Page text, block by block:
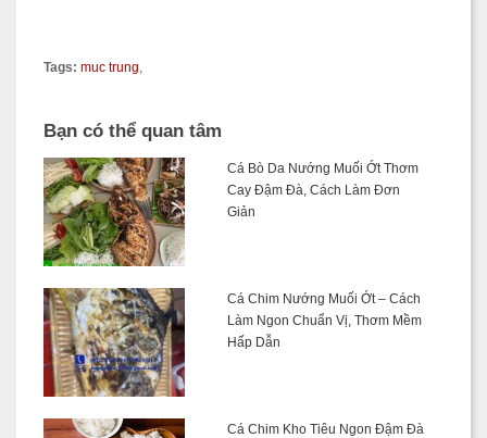
Tags: muc trung,
Bạn có thể quan tâm
Cá Bò Da Nướng Muối Ớt Thơm
Cay Đậm Đà, Cách Làm Đơn
Giản
Cá Chim Nướng Muối Ớt – Cách
Làm Ngon Chuẩn Vị, Thơm Mềm
Hấp Dẫn
Cá Chim Kho Tiêu Ngon Đậm Đà